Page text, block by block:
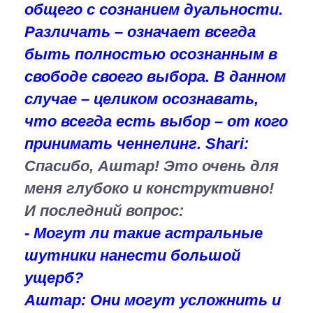
общего с сознанием дуальности.
Различать – означает всегда
быть полностью осознанным в
свободе своего выбора. В данном
случае – целиком осознавать,
что всегда есть выбор – от кого
принимать ченнелинг. Shari:
Спасибо, Аштар! Это очень для
меня глубоко и конструктивно!
И последний вопрос:
- Могут ли такие астральные
шутники нанести большой
ущерб?
Аштар: Они могут усложнить и